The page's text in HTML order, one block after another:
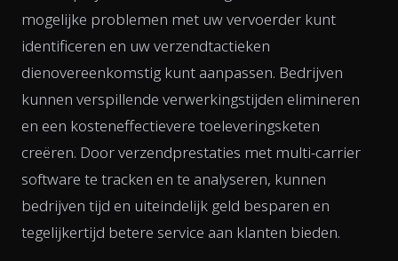
mogelijke problemen met uw vervoerder kunt
identificeren en uw verzendtactieken
dienovereenkomstig kunt aanpassen. Bedrijven
kunnen verspillende verwerkingstijden elimineren
en een kosteneffectievere toeleveringsketen
creëren. Door verzendprestaties met multi-carrier
software te tracken en te analyseren, kunnen
bedrijven tijd en uiteindelijk geld besparen en
tegelijkertijd betere service aan klanten bieden.